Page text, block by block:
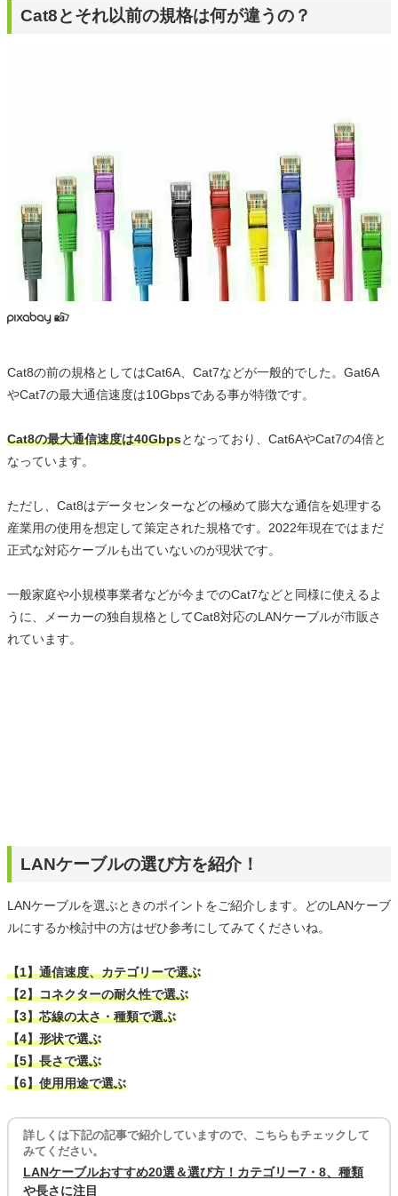
Cat8とそれ以前の規格は何が違うの？
Cat8の前の規格としてはCat6A、Cat7などが一般的でした。Gat6A
やCat7の最大通信速度は10Gbpsである事が特徴です。
Cat8の最大通信速度は40Gbpsとなっており、Cat6AやCat7の4倍と
なっています。
ただし、Cat8はデータセンターなどの極めて膨大な通信を処理する
産業用の使用を想定して策定された規格です。2022年現在ではまだ
正式な対応ケーブルも出ていないのが現状です。
一般家庭や小規模事業者などが今までのCat7などと同様に使えるよ
うに、メーカーの独自規格としてCat8対応のLANケーブルが市販さ
れています。
LANケーブルの選び方を紹介！
LANケーブルを選ぶときのポイントをご紹介します。どのLANケーブ
ルにするか検討中の方はぜひ参考にしてみてくださいね。
【1】通信速度、カテゴリーで選ぶ
【2】コネクターの耐久性で選ぶ
【3】芯線の太さ・種類で選ぶ
【4】形状で選ぶ
【5】長さで選ぶ
【6】使用用途で選ぶ
詳しくは下記の記事で紹介していますので、こちらもチェックして
みてください。
LANケーブルおすすめ20選＆選び方！カテゴリー7・8、種類
や長さに注目